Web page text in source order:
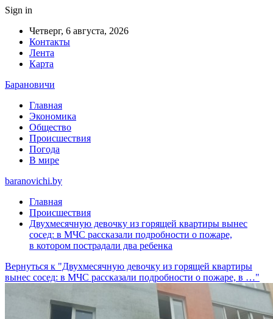
Sign in
Четверг, 6 августа, 2026
Контакты
Лента
Карта
Барановичи
Главная
Экономика
Общество
Происшествия
Погода
В мире
baranovichi.by
Главная
Происшествия
Двухмесячную девочку из горящей квартиры вынес
сосед: в МЧС рассказали подробности о пожаре,
в котором пострадали два ребенка
Вернуться к "Двухмесячную девочку из горящей квартиры
вынес сосед: в МЧС рассказали подробности о пожаре, в …"